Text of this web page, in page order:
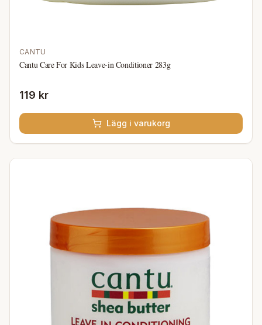
CANTU
Cantu Care For Kids Leave-in Conditioner 283g
119 kr
Lägg i varukorg